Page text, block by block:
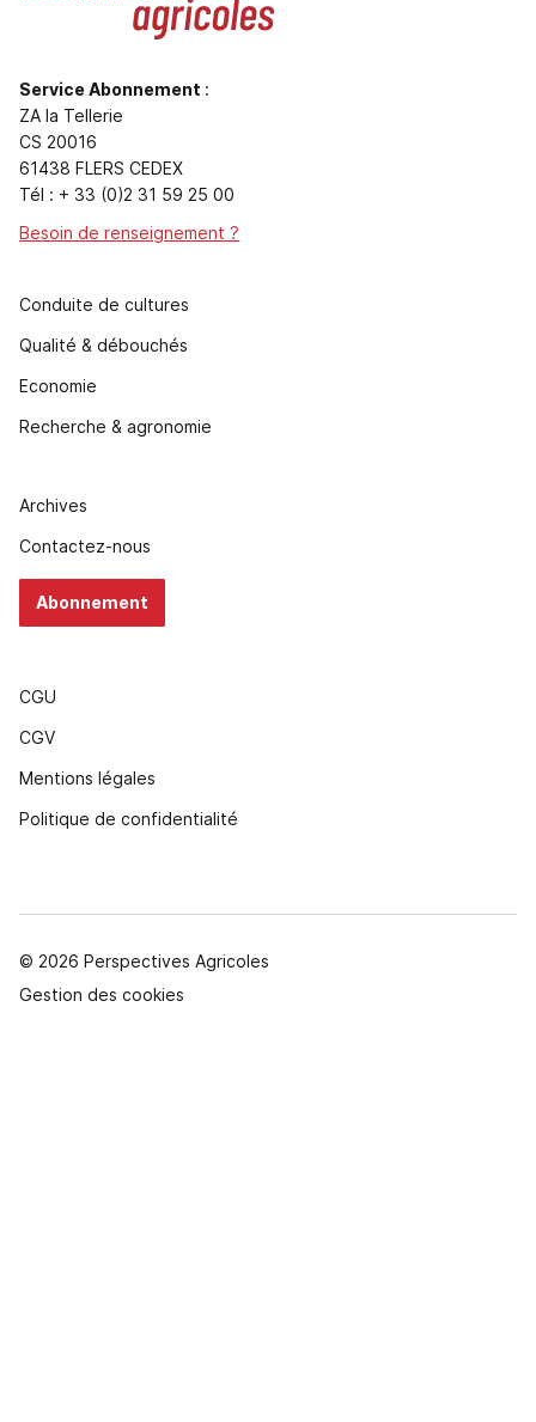
Service Abonnement :
ZA la Tellerie
CS 20016
61438 FLERS CEDEX
Tél : + 33 (0)2 31 59 25 00
Besoin de renseignement ?
Conduite de cultures
Qualité & débouchés
Economie
Recherche & agronomie
Archives
Contactez-nous
Abonnement
CGU
CGV
Mentions légales
Politique de confidentialité
© 2026 Perspectives Agricoles
Gestion des cookies